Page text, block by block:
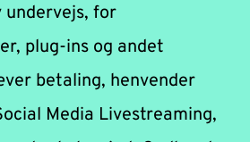
undervejs, for
plug-ins og andet
betaling, henvender
Media Livestreaming,